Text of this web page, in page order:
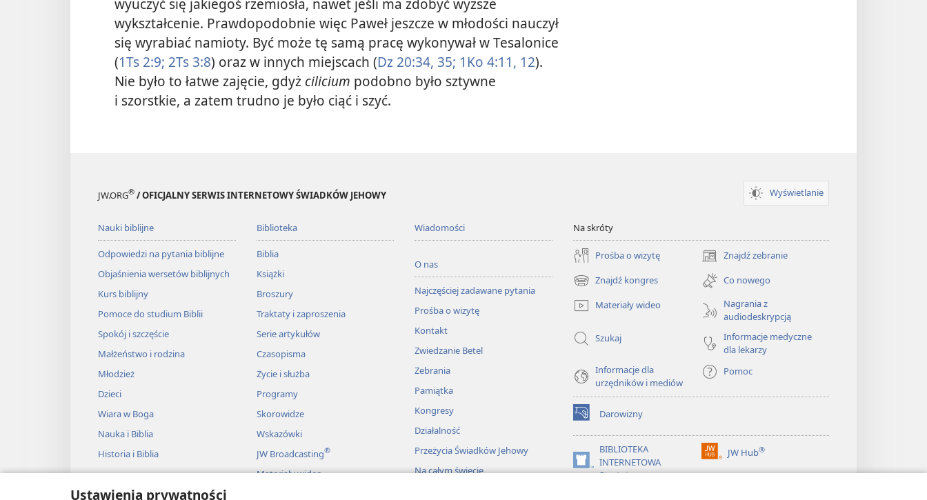
Ustawienia prywatności
wykształcenie. Prawdopodobnie więc Paweł jeszcze w młodości nauczył
się wyrabiać namioty. Być może tę samą pracę wykonywał w Tesalonice
(1Ts 2:9; 2Ts 3:8) oraz w innych miejscach (Dz 20:34, 35; 1Ko 4:11, 12).
Nie było to łatwe zajęcie, gdyż cilicium podobno było sztywne
i szorstkie, a zatem trudno je było ciąć i szyć.
JW.ORG® / OFICJALNY SERWIS INTERNETOWY ŚWIADKÓW JEHOWY Wyświetlanie
Nauki biblijne
Odpowiedzi na pytania biblijne
Objaśnienia wersetów biblijnych
Kurs biblijny
Pomoce do studium Biblii
Spokój i szczęście
Małżeństwo i rodzina
Młodzież
Dzieci
Wiara w Boga
Nauka i Biblia
Historia i Biblia
Biblioteka
Biblia
Książki
Broszury
Traktaty i zaproszenia
Serie artykułów
Czasopisma
Życie i służba
Programy
Skorowidze
Wskazówki
JW Broadcasting®
Materiały wideo
Wiadomości
O nas
Najczęściej zadawane pytania
Prośba o wizytę
Kontakt
Zwiedzanie Betel
Zebrania
Pamiątka
Kongresy
Działalność
Przeżycia Świadków Jehowy
Na całym świecie
Na skróty
Prośba o wizytę Znajdź zebranie
(opens
new
window)
Znajdź kongres
(opens
new
window)
Co nowego
Materiały wideo
Nagrania z
audiodeskrypcją
Szukaj
Informacje medyczne
dla lekarzy
Informacje dla
urzędników i mediów
Pomoc
Darowizny
(opens
new
window)BIBLIOTEKA
INTERNETOWA
Strażnicy
(opens
JW Hub®
(opens
new